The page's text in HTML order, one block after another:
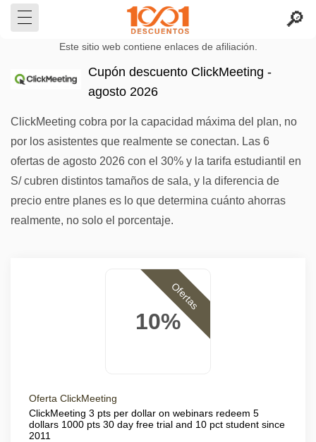
Este sitio web contiene enlaces de afiliación.
Cupón descuento ClickMeeting -
agosto 2026
ClickMeeting cobra por la capacidad máxima del plan, no
por los asistentes que realmente se conectan. Las 6
ofertas de agosto 2026 con el 30% y la tarifa estudiantil en
S/ cubren distintos tamaños de sala, y la diferencia de
precio entre planes es lo que determina cuánto ahorras
realmente, no solo el porcentaje.
10%
Ofertas
Oferta ClickMeeting
ClickMeeting 3 pts per dollar on webinars redeem 5
dollars 1000 pts 30 day free trial and 10 pct student since
2011